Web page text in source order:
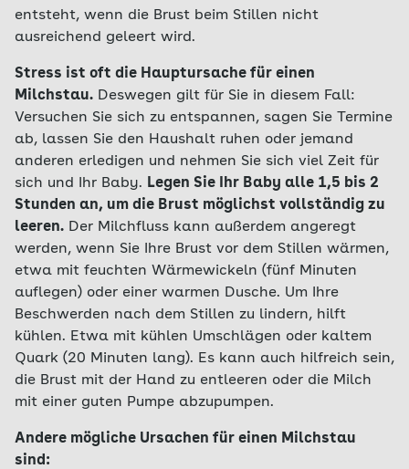
entsteht, wenn die Brust beim Stillen nicht
ausreichend geleert wird.
Stress ist oft die Hauptursache für einen
Milchstau. Deswegen gilt für Sie in diesem Fall:
Versuchen Sie sich zu entspannen, sagen Sie Termine
ab, lassen Sie den Haushalt ruhen oder jemand
anderen erledigen und nehmen Sie sich viel Zeit für
sich und Ihr Baby. Legen Sie Ihr Baby alle 1,5 bis 2
Stunden an, um die Brust möglichst vollständig zu
leeren. Der Milchfluss kann außerdem angeregt
werden, wenn Sie Ihre Brust vor dem Stillen wärmen,
etwa mit feuchten Wärmewickeln (fünf Minuten
auflegen) oder einer warmen Dusche. Um Ihre
Beschwerden nach dem Stillen zu lindern, hilft
kühlen. Etwa mit kühlen Umschlägen oder kaltem
Quark (20 Minuten lang). Es kann auch hilfreich sein,
die Brust mit der Hand zu entleeren oder die Milch
mit einer guten Pumpe abzupumpen.
Andere mögliche Ursachen für einen Milchstau
sind: